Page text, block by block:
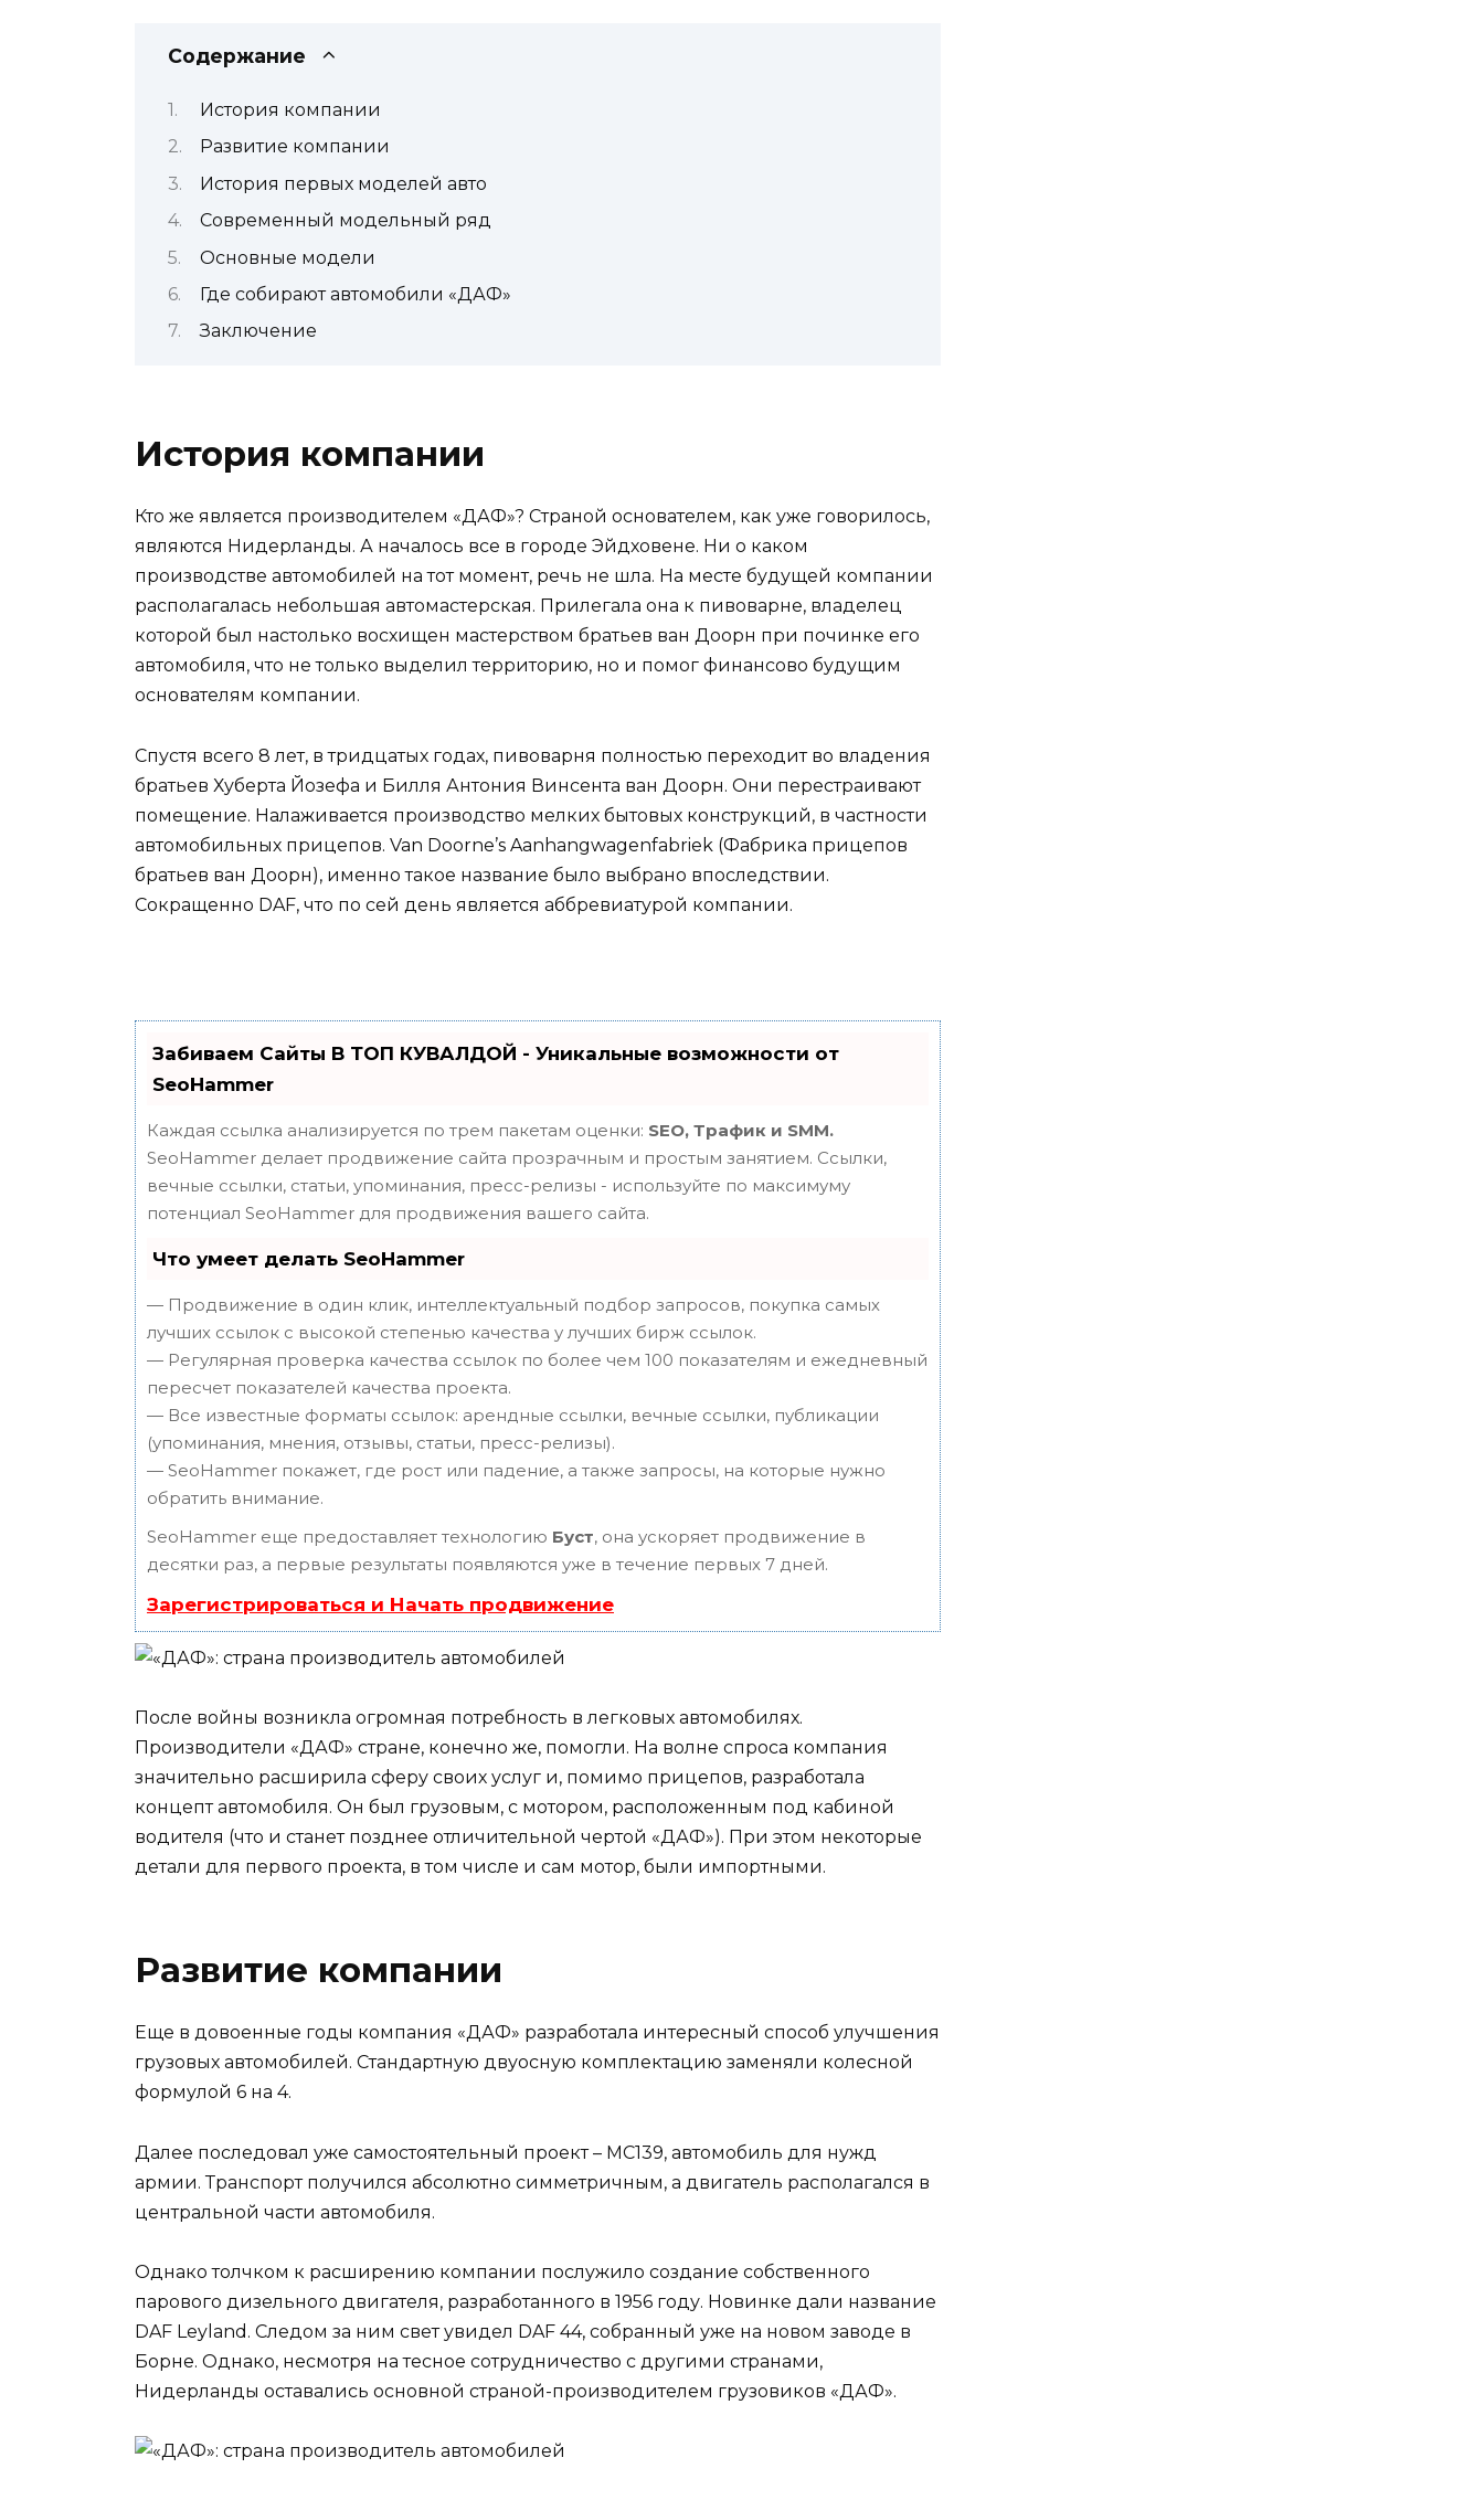
Содержание
История компании
Развитие компании
История первых моделей авто
Современный модельный ряд
Основные модели
Где собирают автомобили «ДАФ»
Заключение
История компании
Кто же является производителем «ДАФ»? Страной основателем, как уже говорилось,
являются Нидерланды. А началось все в городе Эйдховене. Ни о каком
производстве автомобилей на тот момент, речь не шла. На месте будущей компании
располагалась небольшая автомастерская. Прилегала она к пивоварне, владелец
которой был настолько восхищен мастерством братьев ван Доорн при починке его
автомобиля, что не только выделил территорию, но и помог финансово будущим
основателям компании.
Спустя всего 8 лет, в тридцатых годах, пивоварня полностью переходит во владения
братьев Хуберта Йозефа и Билля Антония Винсента ван Доорн. Они перестраивают
помещение. Налаживается производство мелких бытовых конструкций, в частности
автомобильных прицепов. Van Doorne’s Aanhangwagenfabriek (Фабрика прицепов
братьев ван Доорн), именно такое название было выбрано впоследствии.
Сокращенно DAF, что по сей день является аббревиатурой компании.
Забиваем Сайты В ТОП КУВАЛДОЙ - Уникальные возможности от
SeoHammer
Каждая ссылка анализируется по трем пакетам оценки: SEO, Трафик и SMM.
SeoHammer делает продвижение сайта прозрачным и простым занятием. Ссылки,
вечные ссылки, статьи, упоминания, пресс-релизы - используйте по максимуму
потенциал SeoHammer для продвижения вашего сайта.
Что умеет делать SeoHammer
— Продвижение в один клик, интеллектуальный подбор запросов, покупка самых
лучших ссылок с высокой степенью качества у лучших бирж ссылок.
— Регулярная проверка качества ссылок по более чем 100 показателям и ежедневный
пересчет показателей качества проекта.
— Все известные форматы ссылок: арендные ссылки, вечные ссылки, публикации
(упоминания, мнения, отзывы, статьи, пресс-релизы).
— SeoHammer покажет, где рост или падение, а также запросы, на которые нужно
обратить внимание.
SeoHammer еще предоставляет технологию Буст, она ускоряет продвижение в
десятки раз, а первые результаты появляются уже в течение первых 7 дней.
Зарегистрироваться и Начать продвижение
После войны возникла огромная потребность в легковых автомобилях.
Производители «ДАФ» стране, конечно же, помогли. На волне спроса компания
значительно расширила сферу своих услуг и, помимо прицепов, разработала
концепт автомобиля. Он был грузовым, с мотором, расположенным под кабиной
водителя (что и станет позднее отличительной чертой «ДАФ»). При этом некоторые
детали для первого проекта, в том числе и сам мотор, были импортными.
Развитие компании
Еще в довоенные годы компания «ДАФ» разработала интересный способ улучшения
грузовых автомобилей. Стандартную двуосную комплектацию заменяли колесной
формулой 6 на 4.
Далее последовал уже самостоятельный проект – МС139, автомобиль для нужд
армии. Транспорт получился абсолютно симметричным, а двигатель располагался в
центральной части автомобиля.
Однако толчком к расширению компании послужило создание собственного
парового дизельного двигателя, разработанного в 1956 году. Новинке дали название
DAF Leyland. Следом за ним свет увидел DAF 44, собранный уже на новом заводе в
Борне. Однако, несмотря на тесное сотрудничество с другими странами,
Нидерланды оставались основной страной-производителем грузовиков «ДАФ».